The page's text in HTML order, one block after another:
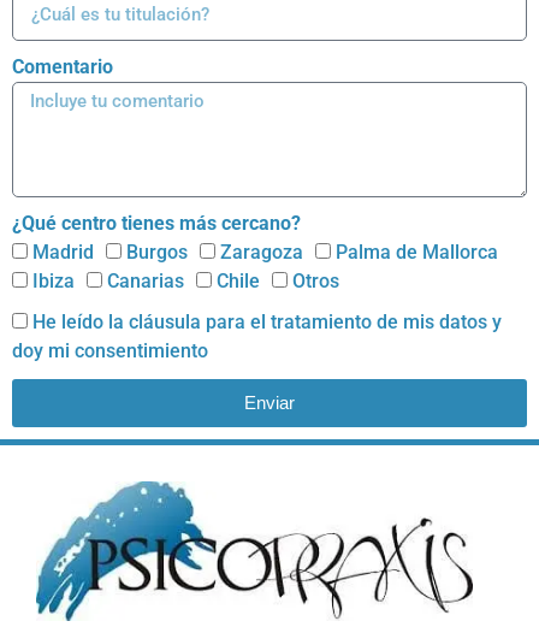
Comentario
¿Qué centro tienes más cercano?
Madrid
Burgos Zaragoza
Palma de Mallorca
Ibiza
Canarias Chile
Otros
He leído la cláusula para el tratamiento de mis datos y
doy mi consentimiento
Enviar